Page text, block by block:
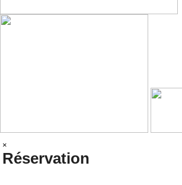
×
Réservation